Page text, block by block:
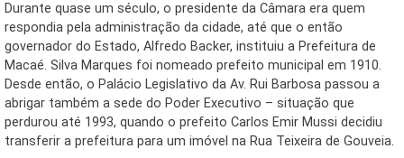
Durante quase um século, o presidente da Câmara era quem
respondia pela administração da cidade, até que o então
governador do Estado, Alfredo Backer, instituiu a Prefeitura de
Macaé. Silva Marques foi nomeado prefeito municipal em 1910.
Desde então, o Palácio Legislativo da Av. Rui Barbosa passou a
abrigar também a sede do Poder Executivo – situação que
perdurou até 1993, quando o prefeito Carlos Emir Mussi decidiu
transferir a prefeitura para um imóvel na Rua Teixeira de Gouveia.